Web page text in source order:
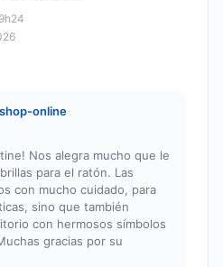
online
Nos alegra mucho que le
para el ratón. Las
con mucho cuidado, para
sino que también
con hermosos símbolos
gracias por su